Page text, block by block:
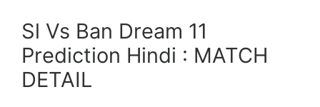
Sl Vs Ban Dream 11
Prediction Hindi : MATCH
DETAIL